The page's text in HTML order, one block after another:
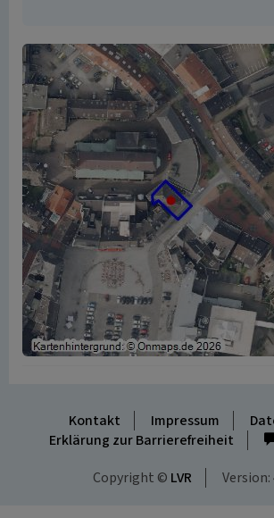
Kontakt Impressum
Erklärung zur Barrierefreiheit
Copyright © LVR Version: